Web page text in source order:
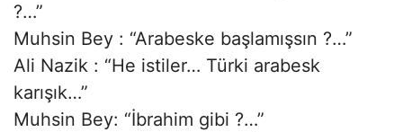
?…”
Muhsin Bey : “Arabeske başlamışsın ?…”
Ali Nazik : “He istiler… Türki arabesk
karışık…”
Muhsin Bey: “İbrahim gibi ?…”